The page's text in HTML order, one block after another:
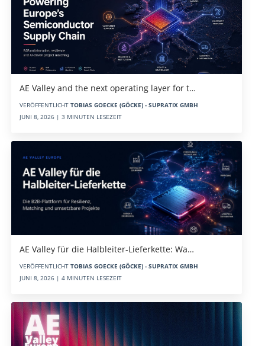
AE Valley and the next operating layer for t…
VERÖFFENTLICHT TOBIAS GOECKE (GÖCKE) - SUPRATIX GMBH
JUNI 8, 2026 | 3 MINUTEN LESEZEIT
AE Valley für die Halbleiter-Lieferkette: Wa…
VERÖFFENTLICHT TOBIAS GOECKE (GÖCKE) - SUPRATIX GMBH
JUNI 8, 2026 | 4 MINUTEN LESEZEIT